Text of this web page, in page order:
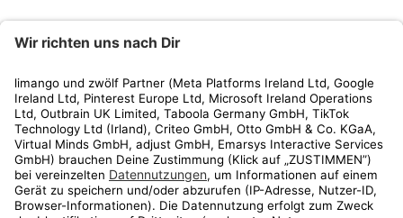
Kundenservice
Shop
Aktionen